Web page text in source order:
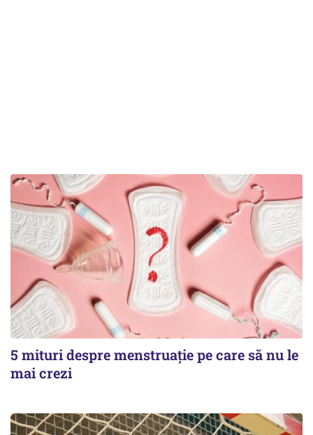
5 mituri despre menstruație pe care să nu le
mai crezi